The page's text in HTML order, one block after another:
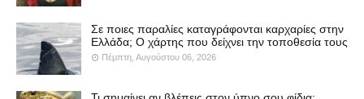
Σε ποιες παραλίες καταγράφονται καρχαρίες στην
Ελλάδα; Ο χάρτης που δείχνει την τοποθεσία τους
Πέμπτη, Αυγούστου 06, 2026